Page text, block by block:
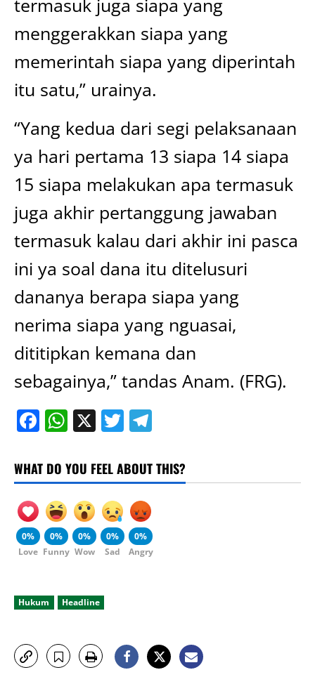
termasuk juga siapa yang
menggerakkan siapa yang
memerintah siapa yang diperintah
itu satu,” urainya.
“Yang kedua dari segi pelaksanaan
ya hari pertama 13 siapa 14 siapa
15 siapa melakukan apa termasuk
juga akhir pertanggung jawaban
termasuk kalau dari akhir ini pasca
ini ya soal dana itu ditelusuri
dananya berapa siapa yang
nerima siapa yang nguasai,
dititipkan kemana dan
sebagainya,” tandas Anam. (FRG).
Facebook
WhatsApp
X Twitter
WHAT DO YOU FEEL ABOUT THIS?
0%
Love
0%
Funny
0%
Wow
0%
Sad
0%
Angry
Hukum Headline